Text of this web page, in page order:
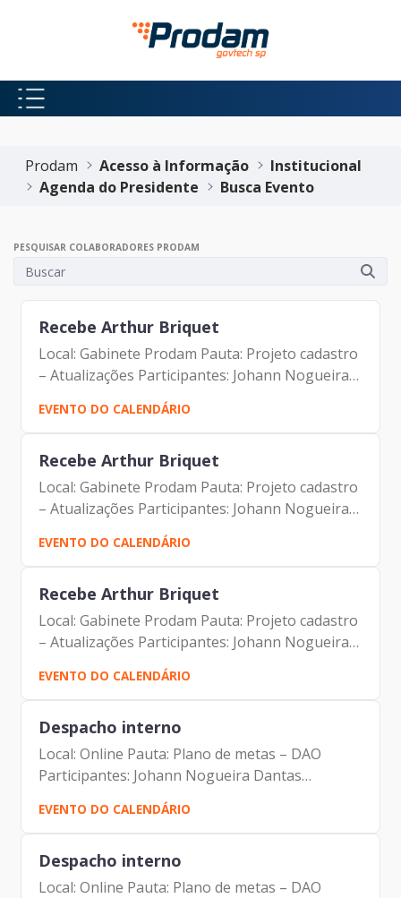
Pular para o Conteúdo principal
Prodam
Acesso à Informação
Institucional
Agenda do Presidente
Busca Evento
PESQUISAR COLABORADORES PRODAM
Recebe Arthur Briquet
Local: Gabinete Prodam Pauta: Projeto cadastro
– Atualizações Participantes: Johann Nogueira
Dantas Arthur Briquet
EVENTO DO CALENDÁRIO
Recebe Arthur Briquet
Local: Gabinete Prodam Pauta: Projeto cadastro
– Atualizações Participantes: Johann Nogueira
Dantas Arthur Briquet
EVENTO DO CALENDÁRIO
Recebe Arthur Briquet
Local: Gabinete Prodam Pauta: Projeto cadastro
– Atualizações Participantes: Johann Nogueira
Dantas Arthur Briquet
EVENTO DO CALENDÁRIO
Despacho interno
Local: Online Pauta: Plano de metas – DAO
Participantes: Johann Nogueira Dantas
Maurício Goçalves Pimentel
EVENTO DO CALENDÁRIO
Despacho interno
Local: Online Pauta: Plano de metas – DAO